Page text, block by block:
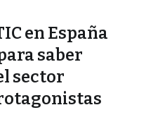
en España
saber
sector